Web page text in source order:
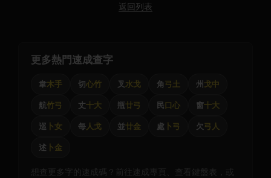
返回列表
更多熱門速成查字
韋木手 切心竹 叉 水戈 角弓土 州 戈中
航竹弓 丈十大 瓶廿弓 民口心 窗十大
巡 卜女 每人戈 並廿金 處 卜弓 欠弓人
述 卜金
想查更多字的速成碼？前往速成專頁、查看鍵盤表，或